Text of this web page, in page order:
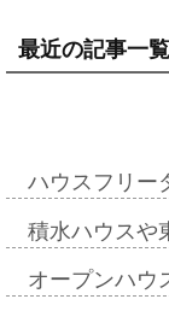
最近の記事一覧
ハウスフリー
積水ハウスや
オープンハウ